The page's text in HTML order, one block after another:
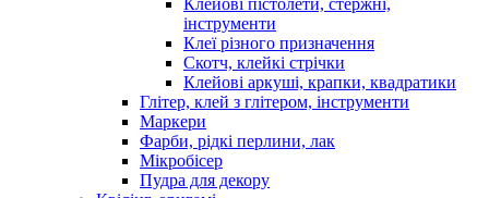
інструменти
Клеї різного призначення
Скотч, клейкі стрічки
Клейові аркуші, крапки, квадратики
Глітер, клей з глітером, інструменти
Маркери
Фарби, рідкі перлини, лак
Мікробісер
Пудра для декору